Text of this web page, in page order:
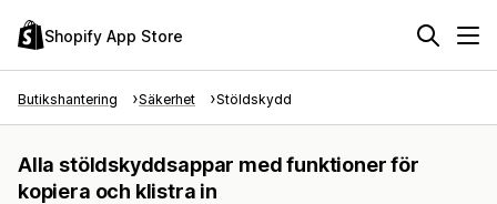
Shopify App Store
Butikshantering Säkerhet Stöldskydd
Alla stöldskyddsappar med funktioner för
kopiera och klistra in